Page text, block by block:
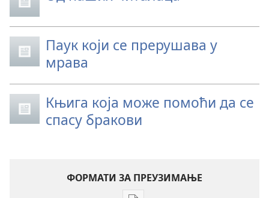
Паук који се прерушава у
мрава
Књига која може помоћи да се
спасу бракови
ФОРМАТИ ЗА ПРЕУЗИМАЊЕ